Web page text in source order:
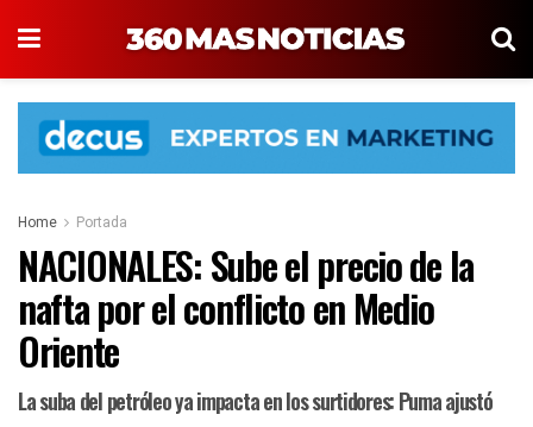
Home Portada
NACIONALES: Sube el precio de la
nafta por el conflicto en Medio
Oriente
La suba del petróleo ya impacta en los surtidores: Puma ajustó